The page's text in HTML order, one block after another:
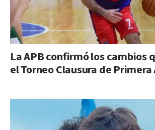
La APB confirmó los cambios
el Torneo Clausura de Primera